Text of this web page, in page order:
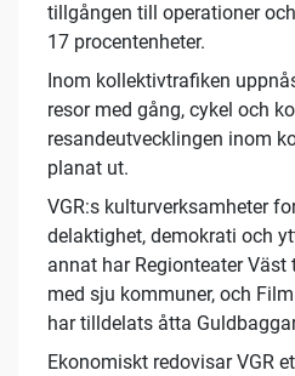
tillgången till operationer
17 procentenheter.
Inom kollektivtrafiken
resor med gång, cykel och
resandeutvecklingen inom
planat ut.
VGR:s kulturverksamheter
delaktighet, demokrati och
annat har Regionteater
med sju kommuner, och
har tilldelats åtta
Ekonomiskt redovisar VGR